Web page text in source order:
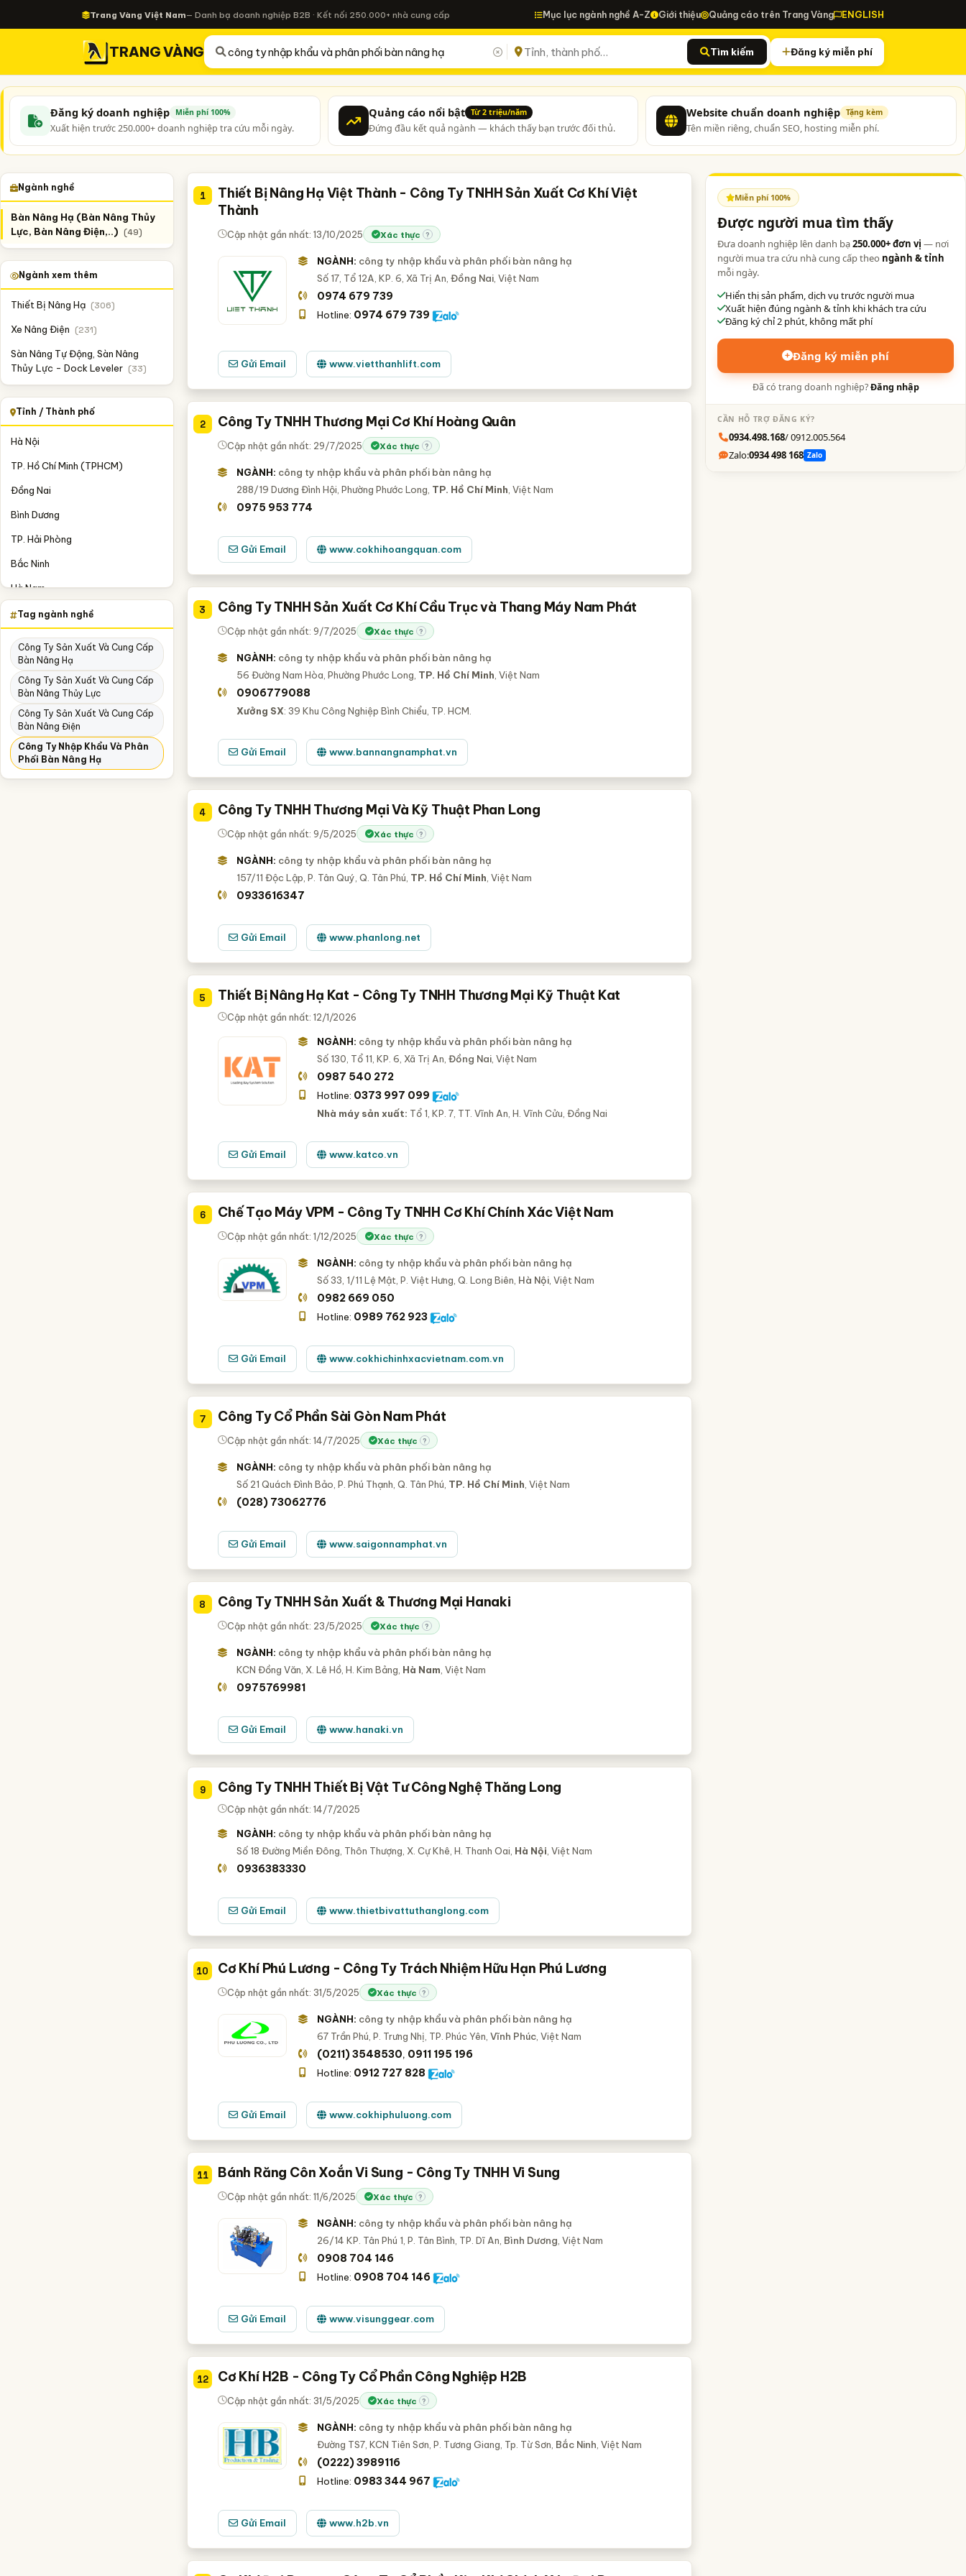
Trang Vàng Việt Nam— Danh bạ doanh nghiệp B2B · Kết nối 250.000+ nhà cung cấp Mục lục ngành nghề A-Z Giới thiệu Quảng cáo trên Trang Vàng ENGLISH
TRANG VÀNG Tìm kiếm Đăng ký miễn phí
Đăng ký doanh nghiệp Miễn phí 100%
Xuất hiện trước 250.000+ doanh nghiệp tra cứu mỗi ngày.
Quảng cáo nổi bật Từ 2 triệu/năm
Đứng đầu kết quả ngành — khách thấy bạn trước đối thủ.
Website chuẩn doanh nghiệp Tặng kèm
Tên miền riêng, chuẩn SEO, hosting miễn phí.
Ngành nghề
Bàn Nâng Hạ (Bàn Nâng Thủy
Lực, Bàn Nâng Điện,..) (49)
Ngành xem thêm
Thiết Bị Nâng Hạ (306)
Xe Nâng Điện (231)
Sàn Nâng Tự Động, Sàn Nâng
Thủy Lực - Dock Leveler (33)
Tỉnh / Thành phố
Hà Nội
TP. Hồ Chí Minh (TPHCM)
Đồng Nai
Bình Dương
TP. Hải Phòng
Bắc Ninh
Hà Nam
Ninh Bình
Quảng Nam
Tag ngành nghề
Công Ty Sản Xuất Và Cung Cấp
Bàn Nâng Hạ
Công Ty Sản Xuất Và Cung Cấp
Bàn Nâng Thủy Lực
Công Ty Sản Xuất Và Cung Cấp
Bàn Nâng Điện
Công Ty Nhập Khẩu Và Phân
Phối Bàn Nâng Hạ
1
Thiết Bị Nâng Hạ Việt Thành - Công Ty TNHH Sản Xuất Cơ Khí Việt
Thành
Cập nhật gần nhất: 13/10/2025 Xác thực ?
NGÀNH: công ty nhập khẩu và phân phối bàn nâng hạ
Số 17, Tổ 12A, KP. 6, Xã Trị An,Đồng Nai , Việt Nam
0974 679 739
Hotline: 0974 679 739
Gửi Email www.vietthanhlift.com
2 Công Ty TNHH Thương Mại Cơ Khí Hoàng Quân
Cập nhật gần nhất: 29/7/2025 Xác thực ?
NGÀNH: công ty nhập khẩu và phân phối bàn nâng hạ
288/19 Dương Đình Hội, Phường Phước Long, TP. Hồ Chí Minh , Việt Nam
0975 953 774
Gửi Email www.cokhihoangquan.com
3 Công Ty TNHH Sản Xuất Cơ Khí Cầu Trục và Thang Máy Nam Phát
Cập nhật gần nhất: 9/7/2025 Xác thực ?
NGÀNH: công ty nhập khẩu và phân phối bàn nâng hạ
56 Đường Nam Hòa, Phường Phước Long, TP. Hồ Chí Minh , Việt Nam
0906779088
Xưởng SX: 39 Khu Công Nghiệp Bình Chiểu, TP. HCM.
Gửi Email www.bannangnamphat.vn
4 Công Ty TNHH Thương Mại Và Kỹ Thuật Phan Long
Cập nhật gần nhất: 9/5/2025 Xác thực ?
NGÀNH: công ty nhập khẩu và phân phối bàn nâng hạ
157/11 Độc Lập, P. Tân Quý, Q. Tân Phú, TP. Hồ Chí Minh , Việt Nam
0933616347
Gửi Email www.phanlong.net
5 Thiết Bị Nâng Hạ Kat - Công Ty TNHH Thương Mại Kỹ Thuật Kat
Cập nhật gần nhất: 12/1/2026
NGÀNH: công ty nhập khẩu và phân phối bàn nâng hạ
Số 130, Tổ 11, KP. 6, Xã Trị An,Đồng Nai , Việt Nam
0987 540 272
Hotline: 0373 997 099
Nhà máy sản xuất: Tổ 1, KP. 7, TT. Vĩnh An, H. Vĩnh Cửu, Đồng Nai
Gửi Email www.katco.vn
6 Chế Tạo Máy VPM - Công Ty TNHH Cơ Khí Chính Xác Việt Nam
Cập nhật gần nhất: 1/12/2025 Xác thực ?
NGÀNH: công ty nhập khẩu và phân phối bàn nâng hạ
Số 33, 1/11 Lệ Mật, P. Việt Hưng, Q. Long Biên, Hà Nội , Việt Nam
0982 669 050
Hotline: 0989 762 923
Gửi Email www.cokhichinhxacvietnam.com.vn
7 Công Ty Cổ Phần Sài Gòn Nam Phát
Cập nhật gần nhất: 14/7/2025 Xác thực ?
NGÀNH: công ty nhập khẩu và phân phối bàn nâng hạ
Số 21 Quách Đình Bảo, P. Phú Thạnh, Q. Tân Phú, TP. Hồ Chí Minh , Việt Nam
(028) 73062776
Gửi Email www.saigonnamphat.vn
8 Công Ty TNHH Sản Xuất & Thương Mại Hanaki
Cập nhật gần nhất: 23/5/2025 Xác thực ?
NGÀNH: công ty nhập khẩu và phân phối bàn nâng hạ
KCN Đồng Văn, X. Lê Hồ, H. Kim Bảng, Hà Nam , Việt Nam
0975769981
Gửi Email www.hanaki.vn
9 Công Ty TNHH Thiết Bị Vật Tư Công Nghệ Thăng Long
Cập nhật gần nhất: 14/7/2025
NGÀNH: công ty nhập khẩu và phân phối bàn nâng hạ
Số 18 Đường Miền Đông, Thôn Thượng, X. Cự Khê, H. Thanh Oai, Hà Nội , Việt Nam
0936383330
Gửi Email www.thietbivattuthanglong.com
10 Cơ Khí Phú Lương - Công Ty Trách Nhiệm Hữu Hạn Phú Lương
Cập nhật gần nhất: 31/5/2025 Xác thực ?
NGÀNH: công ty nhập khẩu và phân phối bàn nâng hạ
67 Trần Phú, P. Trưng Nhị, TP. Phúc Yên,Vĩnh Phúc , Việt Nam
(0211) 3548530, 0911 195 196
Hotline: 0912 727 828
Gửi Email www.cokhiphuluong.com
11 Bánh Răng Côn Xoắn Vi Sung - Công Ty TNHH Vi Sung
Cập nhật gần nhất: 11/6/2025 Xác thực ?
NGÀNH: công ty nhập khẩu và phân phối bàn nâng hạ
26/14 KP. Tân Phú 1, P. Tân Bình, TP. Dĩ An, Bình Dương , Việt Nam
0908 704 146
Hotline: 0908 704 146
Gửi Email www.visunggear.com
12 Cơ Khí H2B - Công Ty Cổ Phần Công Nghiệp H2B
Cập nhật gần nhất: 31/5/2025 Xác thực ?
NGÀNH: công ty nhập khẩu và phân phối bàn nâng hạ
Đường TS7, KCN Tiên Sơn, P. Tương Giang, Tp. Từ Sơn, Bắc Ninh , Việt Nam
(0222) 3989116
Hotline: 0983 344 967
Gửi Email www.h2b.vn
Miễn phí 100%
Được người mua tìm thấy
Đưa doanh nghiệp lên danh bạ250.000+ đơn vị — nơi
người mua tra cứu nhà cung cấp theo ngành & tỉnh
mỗi ngày.
Hiển thị sản phẩm, dịch vụ trước người mua
Xuất hiện đúng ngành & tỉnh khi khách tra cứu
Đăng ký chỉ 2 phút, không mất phí
Đăng ký miễn phí
Đã có trang doanh nghiệp?Đăng nhập
CẦN HỖ TRỢ ĐĂNG KÝ?
0934.498.168/ 0912.005.564
Zalo:0934 498 168 Zalo